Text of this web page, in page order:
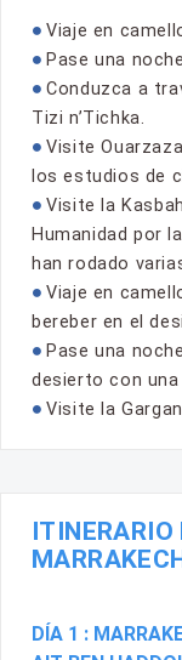
Viaje en
Pase una
Conduzca a
Tizi n’Tichka.
Visite
los estudios de
Visite la
Humanidad por
han rodado
Viaje en
bereber en el
Pase una
desierto con
Visite la
ITINERARIO
DÍA 1 :